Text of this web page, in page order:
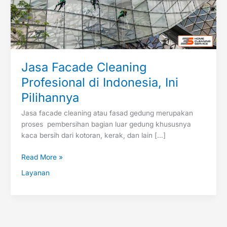
Jasa Facade Cleaning
Profesional di Indonesia, Ini
Pilihannya
Jasa facade cleaning atau fasad gedung merupakan
proses pembersihan bagian luar gedung khususnya
kaca bersih dari kotoran, kerak, dan lain […]
Read More »
Layanan